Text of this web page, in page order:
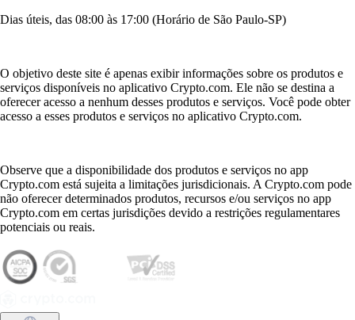
Dias úteis, das 08:00 às 17:00 (Horário de São Paulo-SP)
O objetivo deste site é apenas exibir informações sobre os produtos e
serviços disponíveis no aplicativo Crypto.com. Ele não se destina a
oferecer acesso a nenhum desses produtos e serviços. Você pode obter
acesso a esses produtos e serviços no aplicativo Crypto.com.
Observe que a disponibilidade dos produtos e serviços no app
Crypto.com está sujeita a limitações jurisdicionais. A Crypto.com pode
não oferecer determinados produtos, recursos e/ou serviços no app
Crypto.com em certas jurisdições devido a restrições regulamentares
potenciais ou reais.